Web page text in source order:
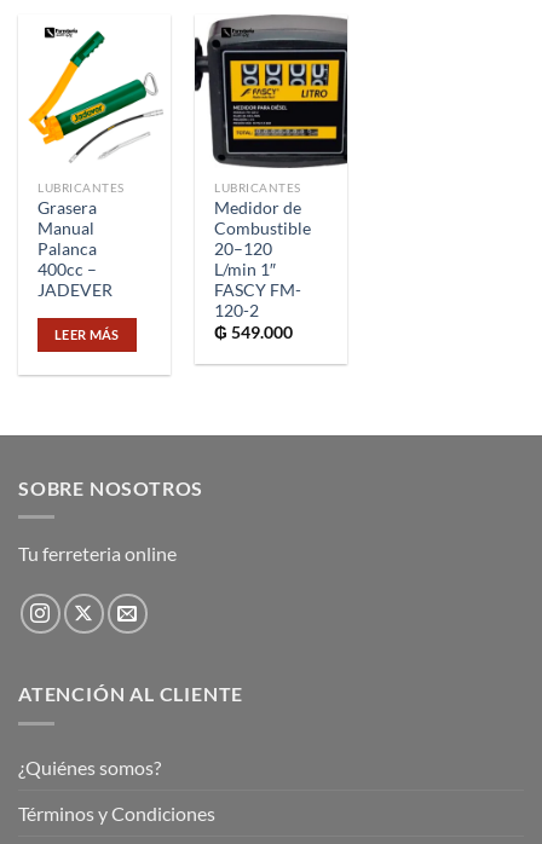
LUBRICANTES
Grasera
Manual
Palanca
400cc –
JADEVER
LEER MÁS
LUBRICANTES
Medidor de
Combustible
20–120
L/min 1″
FASCY FM-
120-2
₲ 549.000
SOBRE NOSOTROS
Tu ferreteria online
ATENCIÓN AL CLIENTE
¿Quiénes somos?
Términos y Condiciones